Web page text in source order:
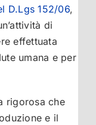
D.Lgs 152/06,
di
effettuata
umana e per
rigorosa che
e il